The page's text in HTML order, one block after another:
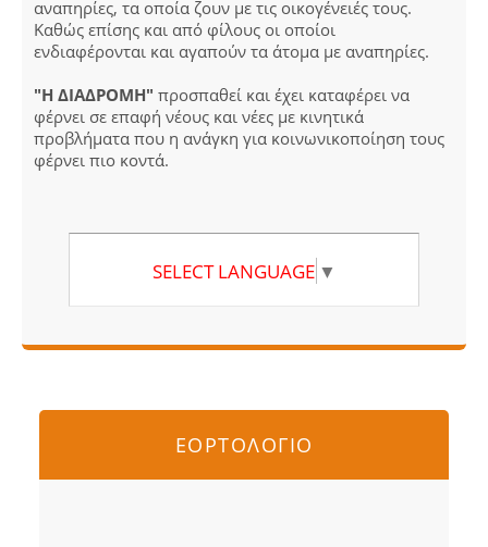
αναπηρίες, τα οποία ζουν με τις οικογένειές τους.
Καθώς επίσης και από φίλους οι οποίοι
ενδιαφέρονται και αγαπούν τα άτομα με αναπηρίες.
"Η ΔΙΑΔΡΟΜΗ" προσπαθεί και έχει καταφέρει να
φέρνει σε επαφή νέους και νέες με κινητικά
προβλήματα που η ανάγκη για κοινωνικοποίηση τους
φέρνει πιο κοντά.
SELECT LANGUAGE ▼
ΕΟΡΤΟΛΟΓΙΟ